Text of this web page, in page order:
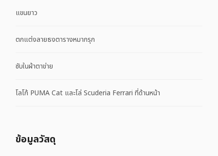
แขนยาว
ตกแต่งลายธงตารางหมากรุก
ซับในผ้าตาข่าย
โลโก้ PUMA Cat และโล่ Scuderia Ferrari ที่ด้านหน้า
ข้อมูลวัสดุ